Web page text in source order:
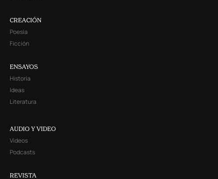
CREACIÓN
Poesía
Ficción
ENSAYOS
Historia
Ideas
Literatura
AUDIO Y VIDEO
Videos
Podcasts
REVISTA